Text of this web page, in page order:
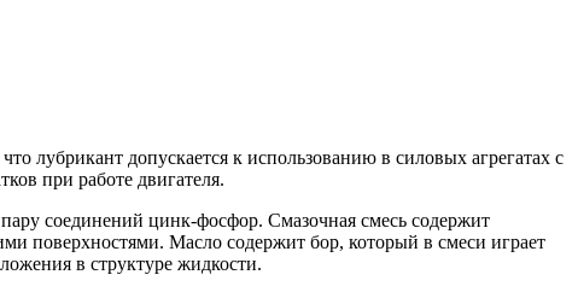
лубрикант допускается к использованию в силовых агрегатах с
при работе двигателя.
соединений цинк-фосфор. Смазочная смесь содержит
поверхностями. Масло содержит бор, который в смеси играет
в структуре жидкости.